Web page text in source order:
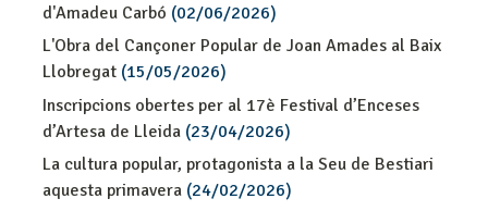
d'Amadeu Carbó (02/06/2026)
L'Obra del Cançoner Popular de Joan Amades al Baix
Llobregat (15/05/2026)
Inscripcions obertes per al 17è Festival d’Enceses
d’Artesa de Lleida (23/04/2026)
La cultura popular, protagonista a la Seu de Bestiari
aquesta primavera (24/02/2026)